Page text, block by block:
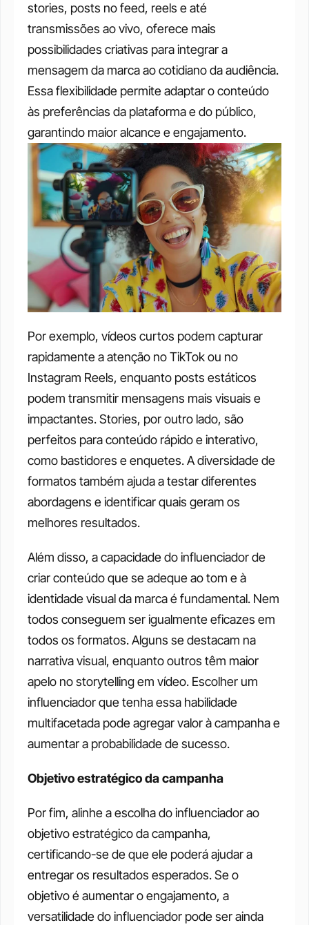
stories, posts no feed, reels e até
transmissões ao vivo, oferece mais
possibilidades criativas para integrar a
mensagem da marca ao cotidiano da audiência.
Essa flexibilidade permite adaptar o conteúdo
às preferências da plataforma e do público,
garantindo maior alcance e engajamento.
Por exemplo, vídeos curtos podem capturar
rapidamente a atenção no TikTok ou no
Instagram Reels, enquanto posts estáticos
podem transmitir mensagens mais visuais e
impactantes. Stories, por outro lado, são
perfeitos para conteúdo rápido e interativo,
como bastidores e enquetes. A diversidade de
formatos também ajuda a testar diferentes
abordagens e identificar quais geram os
melhores resultados.
Além disso, a capacidade do influenciador de
criar conteúdo que se adeque ao tom e à
identidade visual da marca é fundamental. Nem
todos conseguem ser igualmente eficazes em
todos os formatos. Alguns se destacam na
narrativa visual, enquanto outros têm maior
apelo no storytelling em vídeo. Escolher um
influenciador que tenha essa habilidade
multifacetada pode agregar valor à campanha e
aumentar a probabilidade de sucesso.
Objetivo estratégico da campanha
Por fim, alinhe a escolha do influenciador ao
objetivo estratégico da campanha,
certificando-se de que ele poderá ajudar a
entregar os resultados esperados. Se o
objetivo é aumentar o engajamento, a
versatilidade do influenciador pode ser ainda